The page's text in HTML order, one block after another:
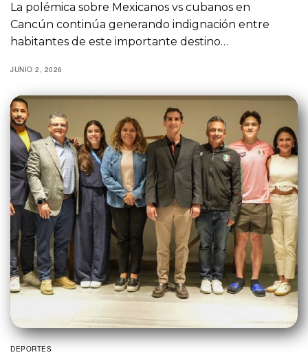
La polémica sobre Mexicanos vs cubanos en
Cancún continúa generando indignación entre
habitantes de este importante destino…
JUNIO 2, 2026
DEPORTES